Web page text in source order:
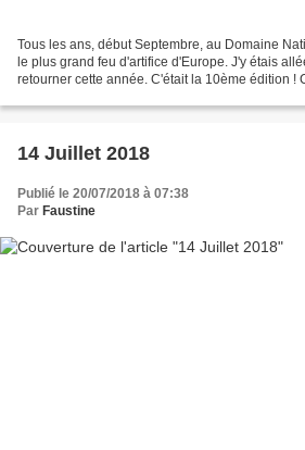
Tous les ans, début Septembre, au Domaine
le plus grand feu d'artifice d'Europe. J'y étais
retourner cette année. C'était la 10ème édition !
14 Juillet 2018
Publié le 20/07/2018 à 07:38
Par Faustine